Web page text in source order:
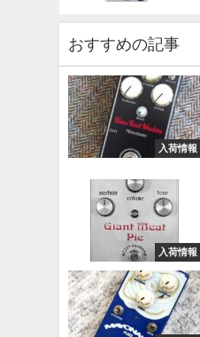
おすすめの記事
入荷情報
入荷情報